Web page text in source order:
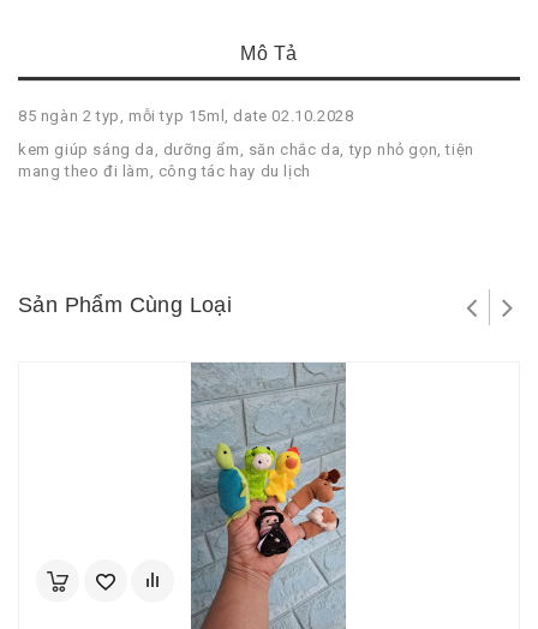
Mô Tả
85 ngàn 2 typ, mỗi typ 15ml, date 02.10.2028
kem giúp sáng da, dưỡng ẩm, săn chắc da, typ nhỏ gọn, tiện
mang theo đi làm, công tác hay du lịch
Sản Phẩm Cùng Loại